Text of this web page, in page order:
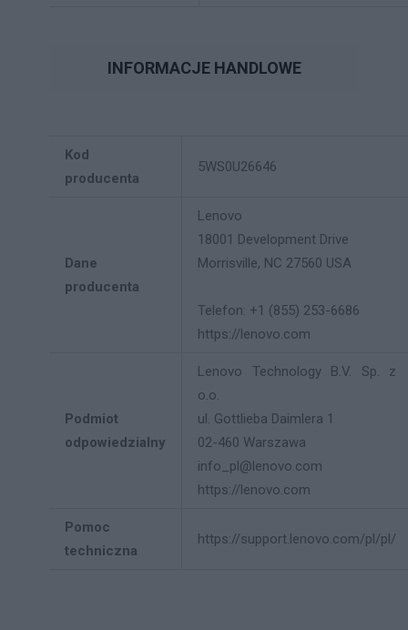
INFORMACJE HANDLOWE
Kod
producenta
5WS0U26646
Dane
producenta
Lenovo
18001 Development Drive
Morrisville, NC 27560 USA
Telefon: +1 (855) 253-6686
https://lenovo.com
Podmiot
odpowiedzialny
Lenovo Technology B.V. Sp. z
o.o.
ul. Gottlieba Daimlera 1
02-460 Warszawa
info_pl@lenovo.com
https://lenovo.com
Pomoc
techniczna
https://support.lenovo.com/pl/pl/